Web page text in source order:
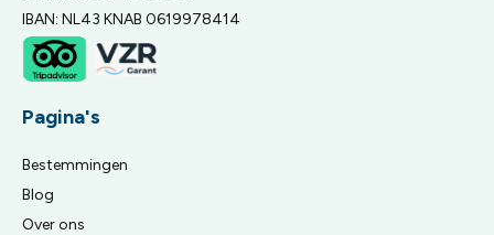
IBAN: NL43 KNAB 0619978414
Pagina's
Bestemmingen
Blog
Over ons